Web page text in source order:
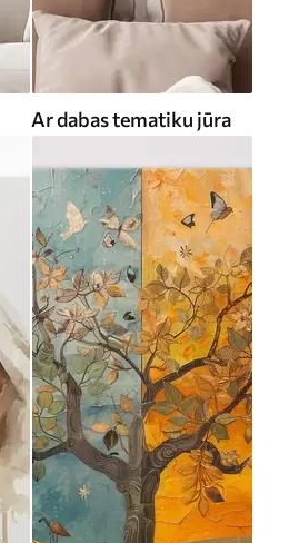
Ar dabas tematiku jūra